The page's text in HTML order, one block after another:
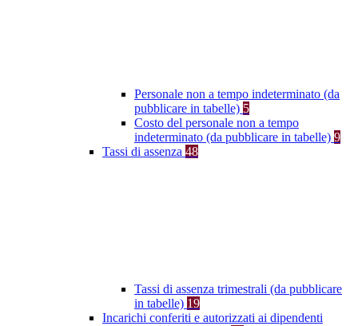
Personale non a tempo indeterminato (da
pubblicare in tabelle) 5
Costo del personale non a tempo
indeterminato (da pubblicare in tabelle) 9
Tassi di assenza 48
Tassi di assenza trimestrali (da pubblicare
in tabelle) 19
Incarichi conferiti e autorizzati ai dipendenti